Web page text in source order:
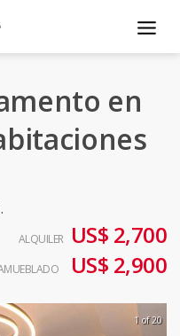
en
ALQUILER US$ 2,700
US$ 2,900
1 of 20